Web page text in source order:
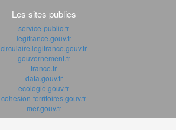
Les sites publics
service-public.fr
legifrance.gouv.fr
circulaire.legifrance.gouv.fr
gouvernement.fr
france.fr
data.gouv.fr
ecologie.gouv.fr
cohesion-territoires.gouv.fr
mer.gouv.fr